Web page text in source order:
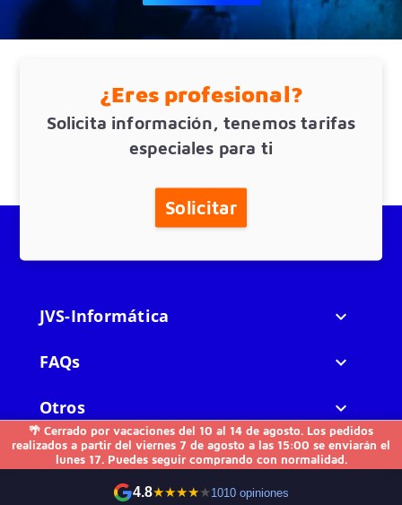
🌴 Cerrado por vacaciones del 10 al 14 de agosto. Los pedidos
realizados a partir del viernes 7 de agosto a las 15:00 se enviarán el
lunes 17. Puedes seguir comprando con normalidad.
4.8★★★★★1010 opiniones
¿Eres profesional?
Solicita información, tenemos tarifas
especiales para ti
Solicitar
JVS-Informática 
FAQs 
Otros 
Contacto